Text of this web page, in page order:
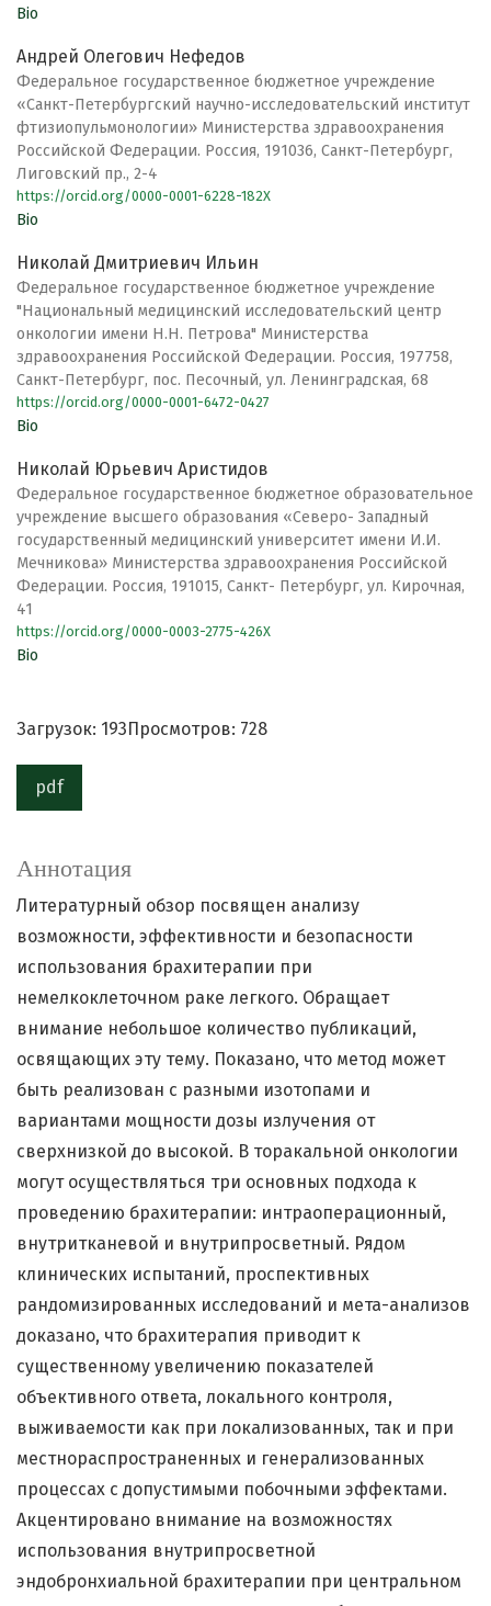
Bio
Андрей Олегович Нефедов
Федеральное государственное бюджетное учреждение
«Санкт-Петербургский научно-исследовательский институт
фтизиопульмонологии» Министерства здравоохранения
Российской Федерации. Россия, 191036, Санкт-Петербург,
Лиговский пр., 2-4
https://orcid.org/0000-0001-6228-182X
Bio
Николай Дмитриевич Ильин
Федеральное государственное бюджетное учреждение
"Национальный медицинский исследовательский центр
онкологии имени Н.Н. Петрова" Министерства
здравоохранения Российской Федерации. Россия, 197758,
Санкт-Петербург, пос. Песочный, ул. Ленинградская, 68
https://orcid.org/0000-0001-6472-0427
Bio
Николай Юрьевич Аристидов
Федеральное государственное бюджетное образовательное
учреждение высшего образования «Северо- Западный
государственный медицинский университет имени И.И.
Мечникова» Министерства здравоохранения Российской
Федерации. Россия, 191015, Санкт- Петербург, ул. Кирочная,
41
https://orcid.org/0000-0003-2775-426X
Bio
Загрузок: 193 Просмотров: 728
pdf
Аннотация
Литературный обзор посвящен анализу
возможности, эффективности и безопасности
использования брахитерапии при
немелкоклеточном раке легкого. Обращает
внимание небольшое количество публикаций,
освящающих эту тему. Показано, что метод может
быть реализован с разными изотопами и
вариантами мощности дозы излучения от
сверхнизкой до высокой. В торакальной онкологии
могут осуществляться три основных подхода к
проведению брахитерапии: интраоперационный,
внутритканевой и внутрипросветный. Рядом
клинических испытаний, проспективных
рандомизированных исследований и мета-анализов
доказано, что брахитерапия приводит к
существенному увеличению показателей
объективного ответа, локального контроля,
выживаемости как при локализованных, так и при
местнораспространенных и генерализованных
процессах с допустимыми побочными эффектами.
Акцентировано внимание на возможностях
использования внутрипросветной
эндобронхиальной брахитерапии при центральном